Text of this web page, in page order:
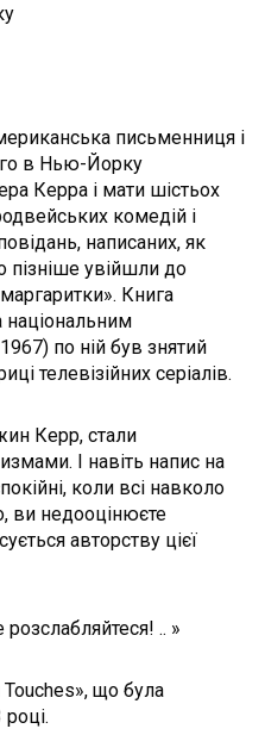
письменниця і
в Нью-Йорку
Керра і мати шістьох
комедій і
написаних, як
увійшли до
Книга
національним
по ній був знятий
телевізійних серіалів.
Керр, стали
І навіть напис на
коли всі навколо
ви недооцінюєте
авторству цієї
.. »
що була